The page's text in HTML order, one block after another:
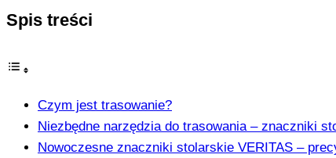
Spis treści
Czym jest trasowanie?
Niezbędne narzędzia do trasowania – znaczniki
Nowoczesne znaczniki stolarskie VERITAS –